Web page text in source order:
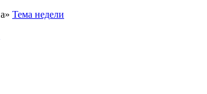
Тема недели